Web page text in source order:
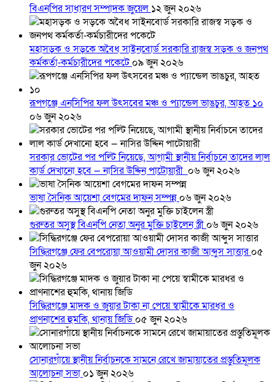
বিএনপির সাধারণ সম্পাদক জুয়েল ১২ জুন ২০২৬
মহাসড়ক ও সড়কে অবৈধ সাইনবোর্ড সরকারি রাজস্ব সড়ক ও জনপথ
কর্মকর্তা-কর্মচারীদের পকেটে০৯ জুন ২০২৬
রূপগঞ্জে এনসিপির ফল উৎসবের মঞ্চ ও প্যান্ডেল ভাঙচুর, আহত ১০
০৬ জুন ২০২৬
সরকার ভোটের পর পল্টি নিয়েছে, আগামী স্থানীয় নির্বাচনে তাদের লাল
কার্ড দেখানো হবে — নাসির উদ্দিন পাটোয়ারী ০৬ জুন ২০২৬
ভাষা সৈনিক আয়েশা বেগমের দাফন সম্পন্ন ০৬ জুন ২০২৬
গুরুতর অসুস্থ বিএনপি নেতা অনুর মুক্তি চাইলেন স্ত্রী০৬ জুন ২০২৬
সিদ্ধিরগঞ্জে ফের বেপরোয়া আওয়ামী দোসর কাজী আব্দুস সাত্তার০৫
জুন ২০২৬
সিদ্ধিরগঞ্জে মাদক ও জুয়ার টাকা না পেয়ে স্বামীকে মারধর ও
প্রাণনাশের হুমকি, থানায় জিডি০৫ জুন ২০২৬
সোনারগাঁয়ে স্থানীয় নির্বাচনকে সামনে রেখে জামায়াতের প্রস্তুতিমূলক
আলোচনা সভা ০১ জুন ২০২৬